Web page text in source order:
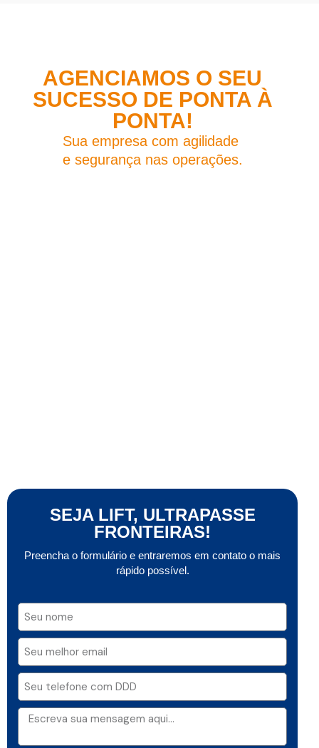
AGENCIAMOS O SEU
SUCESSO DE PONTA À
PONTA!
Sua empresa com agilidade
e segurança nas operações.
SEJA LIFT, ULTRAPASSE
FRONTEIRAS!
Preencha o formulário e entraremos em contato o mais
rápido possível.